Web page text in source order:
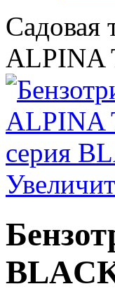
Садовая
ALPINA